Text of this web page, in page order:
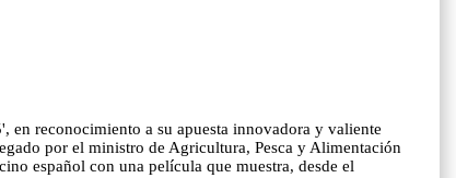
reconocimiento a su apuesta innovadora y valiente
por el ministro de Agricultura, Pesca y Alimentación
español con una película que muestra, desde el